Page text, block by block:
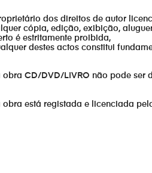
dos direitos de autor
cópia, edição, exibição,
é estritamente proibida,
destes actos constitui
obra CD/DVD/LIVRO não pode
obra está registada e licenciada